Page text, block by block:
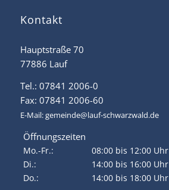
Kontakt
Hauptstraße 70
77886 Lauf
Tel.: 07841 2006-0
Fax: 07841 2006-60
E-Mail:gemeinde@lauf-schwarzwald.de
Öffnungszeiten
Mo.-Fr.:
08:00 bis 12:00 Uhr
Di.:
14:00 bis 16:00 Uhr
Do.:
14:00 bis 18:00 Uhr